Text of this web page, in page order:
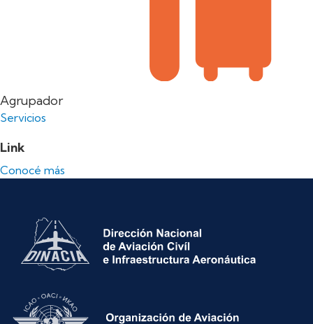
Agrupador
Servicios
Link
Conocé más